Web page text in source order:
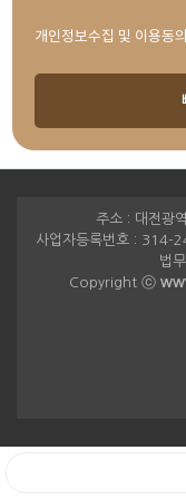
개인정보수집 및 이용동의
주소 : 대전광
사업자등록번호 :
법
Copyright ⓒ